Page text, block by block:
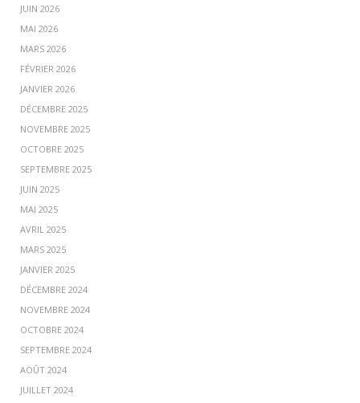
JUIN 2026
MAI 2026
MARS 2026
FÉVRIER 2026
JANVIER 2026
DÉCEMBRE 2025
NOVEMBRE 2025
OCTOBRE 2025
SEPTEMBRE 2025
JUIN 2025
MAI 2025
AVRIL 2025
MARS 2025
JANVIER 2025
DÉCEMBRE 2024
NOVEMBRE 2024
OCTOBRE 2024
SEPTEMBRE 2024
AOÛT 2024
JUILLET 2024